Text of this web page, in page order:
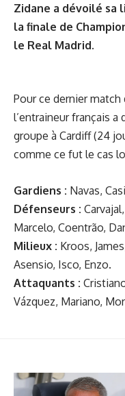
Zidane a dévoilé sa
la finale de
le Real Madrid.
Pour ce dernier
l’entraineur français
groupe à Cardiff (24
comme ce fut le cas
Gardiens : Navas,
Défenseurs :
Marcelo, Coentrão,
Milieux : Kroos,
Asensio, Isco, Enzo.
Attaquants :
Vázquez, Mariano,